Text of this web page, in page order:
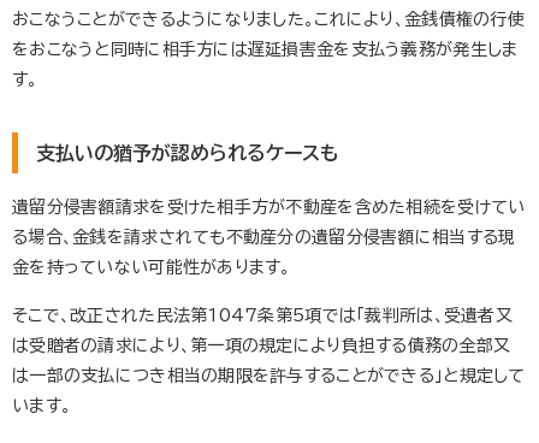
おこなうことができるようになりました。これにより、金銭債権の行使
をおこなうと同時に相手方には遅延損害金を支払う義務が発生しま
す。
支払いの猶予が認められるケースも
遺留分侵害額請求を受けた相手方が不動産を含めた相続を受けてい
る場合、金銭を請求されても不動産分の遺留分侵害額に相当する現
金を持っていない可能性があります。
そこで、改正された民法第1047条第5項では「裁判所は、受遺者又
は受贈者の請求により、第一項の規定により負担する債務の全部又
は一部の支払につき相当の期限を許与することができる」と規定して
います。